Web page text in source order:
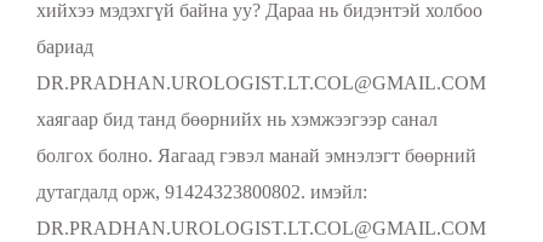
хийхээ мэдэхгүй байна уу? Дараа нь бидэнтэй холбоо
бариад
DR.PRADHAN.UROLOGIST.LT.COL@GMAIL.COM
хаягаар бид танд бөөрнийх нь хэмжээгээр санал
болгох болно. Яагаад гэвэл манай эмнэлэгт бөөрний
дутагдалд орж, 91424323800802. имэйл:
DR.PRADHAN.UROLOGIST.LT.COL@GMAIL.COM